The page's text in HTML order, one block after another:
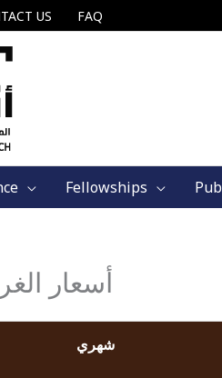
US FAQ
Fellowships
أسعار
شهري